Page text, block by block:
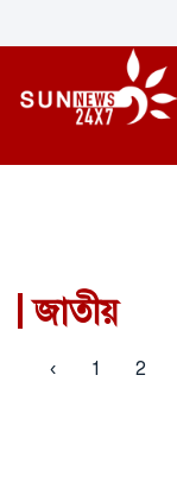
জাতীয়
‹ 1 2